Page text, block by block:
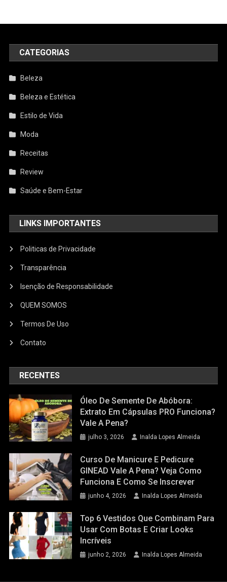
CATEGORIAS
Beleza
Beleza e Estética
Estilo de Vida
Moda
Receitas
Review
Saúde e Bem-Estar
LINKS IMPORTANTES
Politicas de Privacidade
Transparência
Isenção de Responsabilidade
QUEM SOMOS
Termos De Uso
Contato
RECENTES
Óleo De Semente De Abóbora:
Extrato Em Cápsulas PRO Funciona?
Vale A Pena?
julho 3, 2026 Inalda Lopes Almeida
Curso De Manicure E Pedicure
GINEAD Vale A Pena? Veja Como
Funciona E Como Se Inscrever
junho 4, 2026 Inalda Lopes Almeida
Top 6 Vestidos Que Combinam Para
Usar Com Botas E Criar Looks
Incríveis
junho 2, 2026 Inalda Lopes Almeida